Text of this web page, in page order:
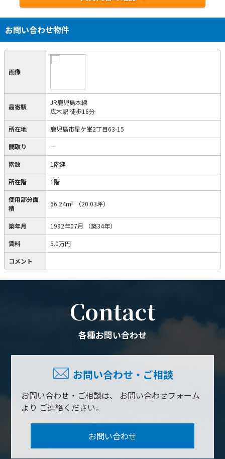
お問い合わせ物件
画像
最寄駅
JR鹿児島本線
広木駅 徒歩16分
所在地 鹿児島市星ケ峯2丁目63-15
間取り －
階数 1階建
所在階 1階
使用部分面
積
66.24m2 （20.03坪）
築年月 1992年07月 （築34年）
賃料 5.0万円
コメント
Contact
各種お問い合わせ
お問い合わせ・ご相談
お問い合わせ・ご相談は、
お問い合わせフォーム
より ご連絡ください。
お問い合わせ